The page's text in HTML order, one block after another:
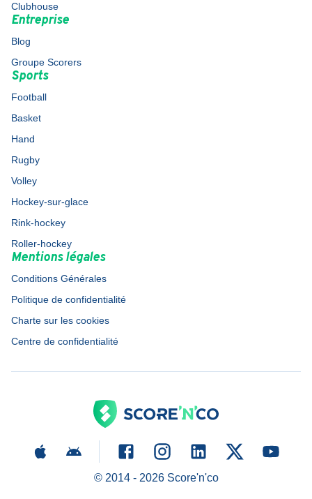
Clubhouse
Entreprise
Blog
Groupe Scorers
Sports
Football
Basket
Hand
Rugby
Volley
Hockey-sur-glace
Rink-hockey
Roller-hockey
Mentions légales
Conditions Générales
Politique de confidentialité
Charte sur les cookies
Centre de confidentialité
© 2014 - 2026Score'n'co